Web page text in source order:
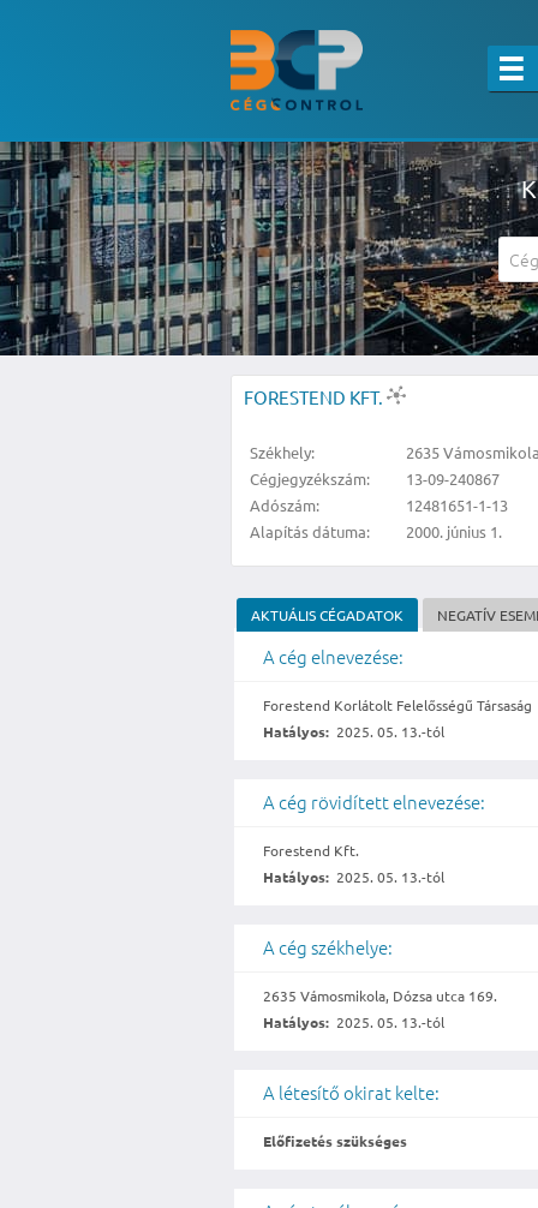
A részletes kereső csak belépett
FORESTEND KFT.
Székhely:
2635
Cégjegyzékszám:
13-09-240867
Adószám:
12481651-1-13
Alapítás dátuma:
2000. június 1.
AKTUÁLIS CÉGADATOK NEGATÍV
A cég elnevezése:
Forestend Korlátolt Felelősségű Társaság
Hatályos: 2025. 05. 13.-tól
A cég rövidített elnevezése:
Forestend Kft.
Hatályos: 2025. 05. 13.-tól
A cég székhelye:
2635 Vámosmikola, Dózsa utca 169.
Hatályos: 2025. 05. 13.-tól
A létesítő okirat kelte:
Előfizetés szükséges